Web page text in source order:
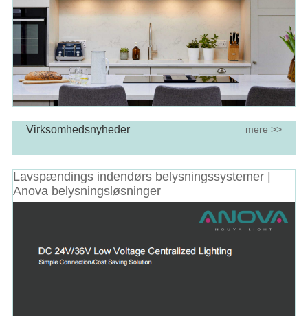
Virksomhedsnyheder mere >>
Lavspændings indendørs belysningssystemer |
Anova belysningsløsninger